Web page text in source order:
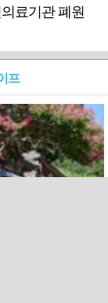
료기관 폐원
프